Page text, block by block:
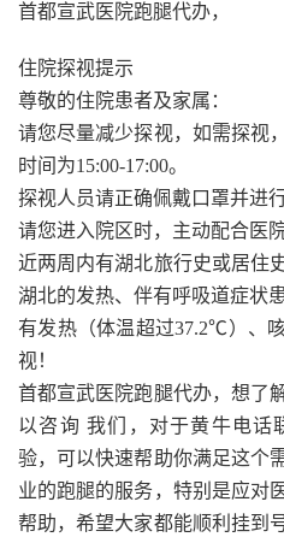
首都宣武医院跑腿代办，
住院探视提示
尊敬的住院患者及家属：
请您尽量减少探视，如需探视
时间为15:00-17:00。
探视人员请正确佩戴口罩并进
请您进入院区时，主动配合医
近两周内有湖北旅行史或居住
湖北的发热、伴有呼吸道症状
有发热（体温超过37.2℃）、
视！
首都宣武医院跑腿代办，想了
以咨询 我们，对于黄牛电话
验，可以快速帮助你满足这个
业的跑腿的服务，特别是应对
帮助，希望大家都能顺利挂到